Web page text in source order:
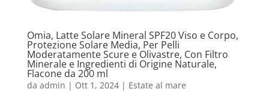
Omia, Latte Solare Mineral SPF20 Viso e Corpo,
Protezione Solare Media, Per Pelli
Moderatamente Scure e Olivastre, Con Filtro
Minerale e Ingredienti di Origine Naturale,
Flacone da 200 ml
da admin | Ott 1, 2024| Estate al mare